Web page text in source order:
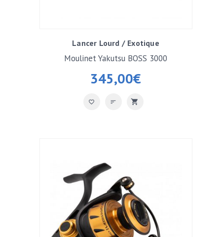
Lancer Lourd / Exotique
345,00€
Moulinet Yakutsu BOSS 3000